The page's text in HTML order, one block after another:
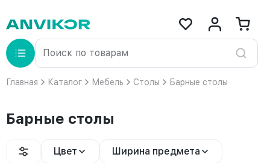
Главная Каталог Мебель Столы Барные столы
Барные столы
Цвет Ширина предмета